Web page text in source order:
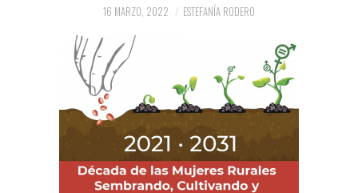
QUIÉN ES
16 MARZO, 2022 ESTEFANÍA RODERO